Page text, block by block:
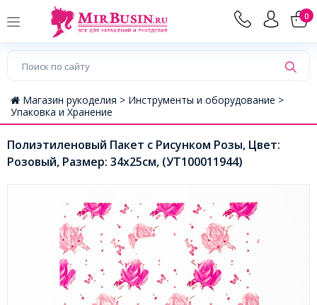
0
Магазин рукоделия > Инструменты и оборудование >
Упаковка и Хранение
Полиэтиленовый Пакет с Рисунком Розы, Цвет:
Розовый, Размер: 34х25см, (УТ100011944)